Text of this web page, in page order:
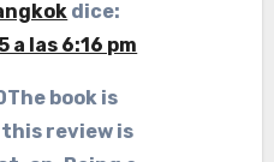
dice:
a las 6:16 pm
book is
review is